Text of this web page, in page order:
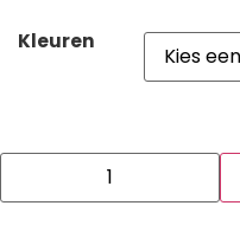
Kleuren